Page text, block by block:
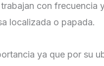
con frecuencia
localizada o papada.
ya que por su